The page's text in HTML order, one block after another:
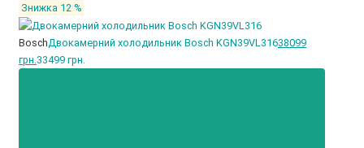
Знижка 12 %
BoschДвокамерний холодильник Bosch KGN39VL31638099
грн. 33499 грн.